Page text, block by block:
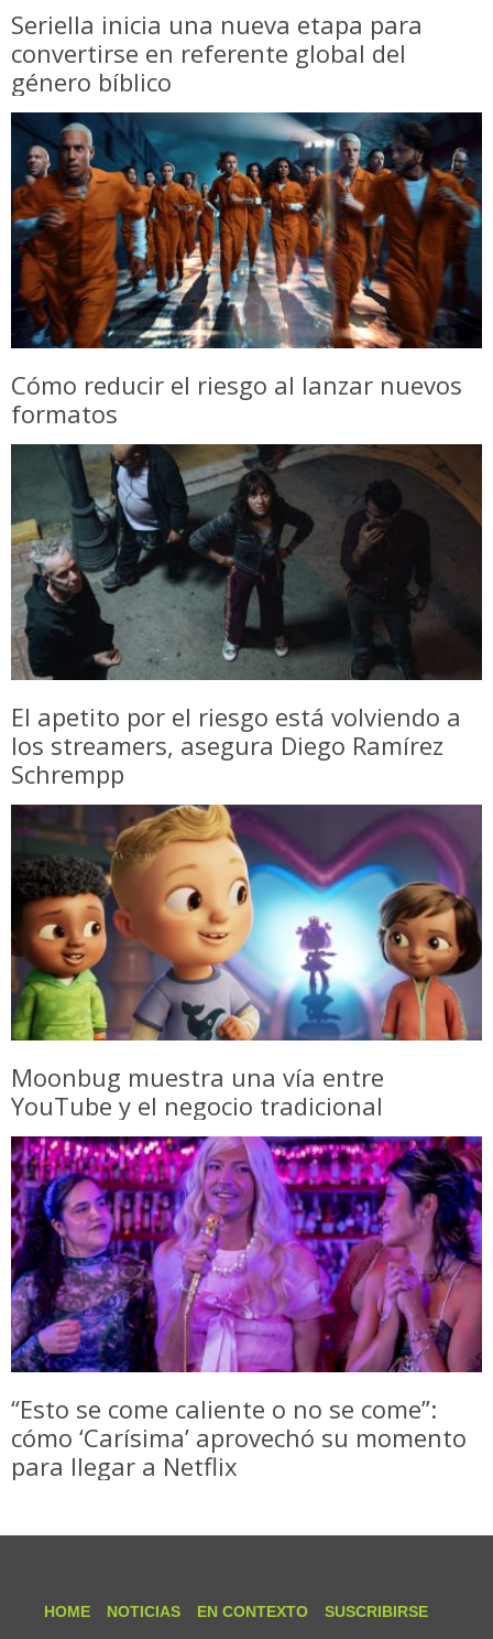
Seriella inicia una nueva etapa para
convertirse en referente global del
género bíblico
Cómo reducir el riesgo al lanzar nuevos
formatos
El apetito por el riesgo está volviendo a
los streamers, asegura Diego Ramírez
Schrempp
Moonbug muestra una vía entre
YouTube y el negocio tradicional
“Esto se come caliente o no se come”:
cómo ‘Carísima’ aprovechó su momento
para llegar a Netflix
HOME NOTICIAS EN CONTEXTO SUSCRIBIRSE